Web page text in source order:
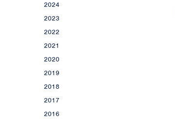
2024
2023
2022
2021
2020
2019
2018
2017
2016